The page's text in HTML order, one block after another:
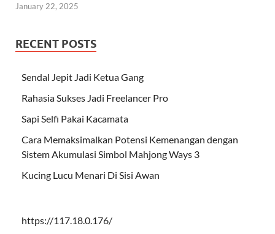
January 22, 2025
RECENT POSTS
Sendal Jepit Jadi Ketua Gang
Rahasia Sukses Jadi Freelancer Pro
Sapi Selfi Pakai Kacamata
Cara Memaksimalkan Potensi Kemenangan dengan
Sistem Akumulasi Simbol Mahjong Ways 3
Kucing Lucu Menari Di Sisi Awan
https://117.18.0.176/